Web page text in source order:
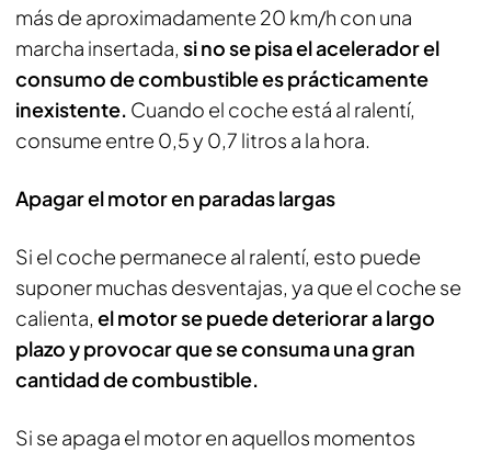
más de aproximadamente 20 km/h con una
marcha insertada, si no se pisa el acelerador el
consumo de combustible es prácticamente
inexistente. Cuando el coche está al ralentí,
consume entre 0,5 y 0,7 litros a la hora.
Apagar el motor en paradas largas
Si el coche permanece al ralentí, esto puede
suponer muchas desventajas, ya que el coche se
calienta, el motor se puede deteriorar a largo
plazo y provocar que se consuma una gran
cantidad de combustible.
Si se apaga el motor en aquellos momentos